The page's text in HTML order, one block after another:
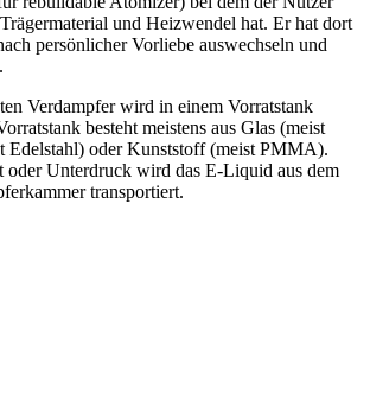
und Heizwendel hat. Er hat dort
persönlicher Vorliebe auswechseln und
Verdampfer wird in einem Vorratstank
besteht meistens aus Glas (meist
Edelstahl) oder Kunststoff (meist PMMA).
Unterdruck wird das E-Liquid aus dem
transportiert.